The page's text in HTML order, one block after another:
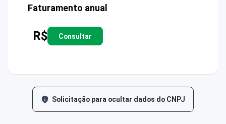
Faturamento anual
R$ Consultar
Solicitação para ocultar dados do CNPJ